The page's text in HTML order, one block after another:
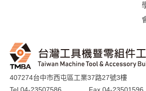
407274台中市西屯區工業37路27號3樓